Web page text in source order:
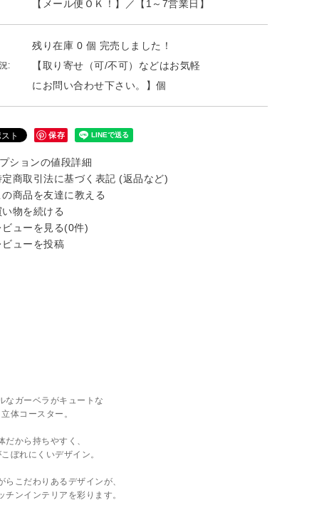
【メール便ＯＫ！】／【1～7営業日】
:
残り在庫 0 個 完売しました！
【取り寄せ（可/不可）などはお気軽
にお問い合わせ下さい。】個
保存
ションの値段詳細
定商取引法に基づく表記 (返品など)
の商品を友達に教える
い物を続ける
ビューを見る(0件)
ビューを投稿
なガーベラがキュートな
立体コースター。
だから持ちやすく、
ぼれにくいデザイン。
らこだわりあるデザインが、
チンインテリアを彩ります。